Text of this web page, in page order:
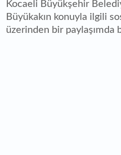
Kocaeli Büyükşehir
Büyükakın konuyla ilgili
üzerinden bir paylaşımda